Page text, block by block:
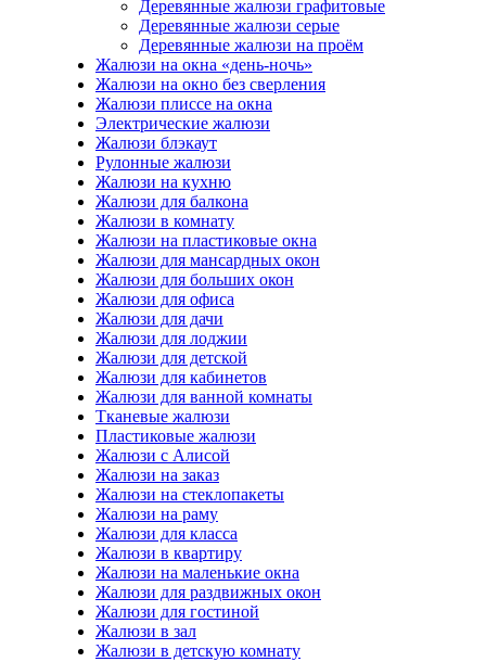
Деревянные жалюзи графитовые
Деревянные жалюзи серые
Деревянные жалюзи на проём
Жалюзи на окна «день-ночь»
Жалюзи на окно без сверления
Жалюзи плиссе на окна
Электрические жалюзи
Жалюзи блэкаут
Рулонные жалюзи
Жалюзи на кухню
Жалюзи для балкона
Жалюзи в комнату
Жалюзи на пластиковые окна
Жалюзи для мансардных окон
Жалюзи для больших окон
Жалюзи для офиса
Жалюзи для дачи
Жалюзи для лоджии
Жалюзи для детской
Жалюзи для кабинетов
Жалюзи для ванной комнаты
Тканевые жалюзи
Пластиковые жалюзи
Жалюзи с Алисой
Жалюзи на заказ
Жалюзи на стеклопакеты
Жалюзи на раму
Жалюзи для класса
Жалюзи в квартиру
Жалюзи на маленькие окна
Жалюзи для раздвижных окон
Жалюзи для гостиной
Жалюзи в зал
Жалюзи в детскую комнату